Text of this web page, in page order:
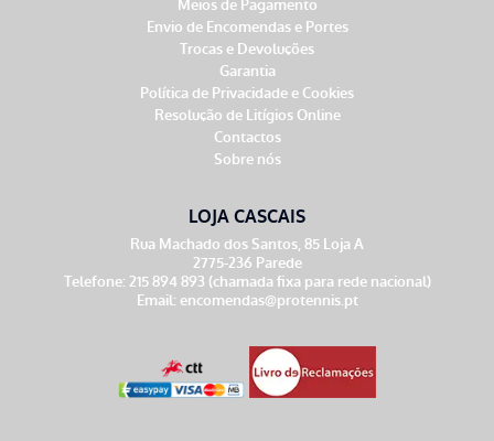
Meios de Pagamento
Envio de Encomendas e Portes
Trocas e Devoluções
Garantia
Política de Privacidade e Cookies
Resolução de Litígios Online
Contactos
Sobre nós
LOJA CASCAIS
Rua Machado dos Santos, 85 Loja A
2775-236 Parede
Telefone: 215 894 893 (chamada fixa para rede nacional)
Email: encomendas@protennis.pt